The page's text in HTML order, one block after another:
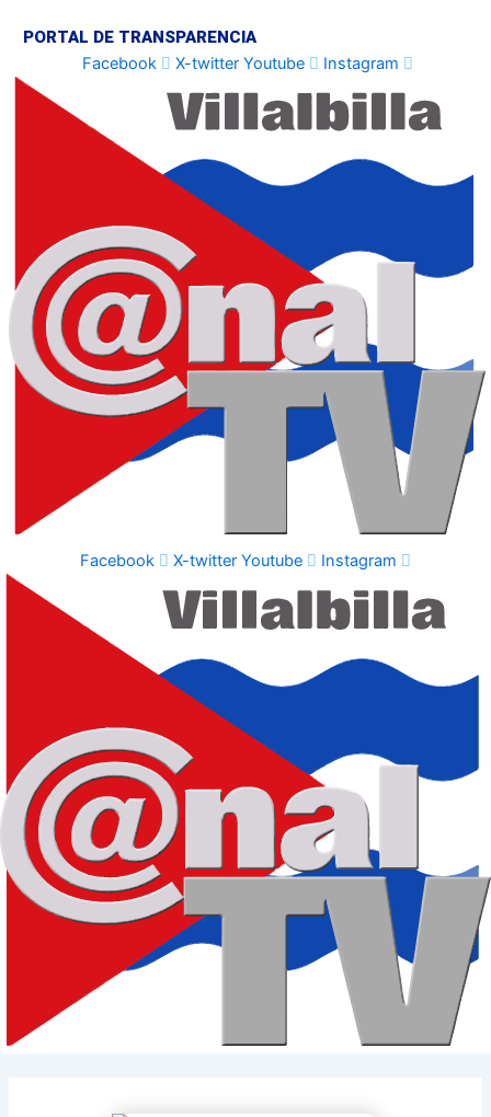
PORTAL DE TRANSPARENCIA
Facebook
X-twitter Youtube Instagram
Facebook X-twitter Youtube Instagram